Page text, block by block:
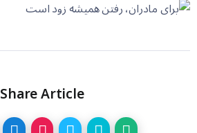
Share Article